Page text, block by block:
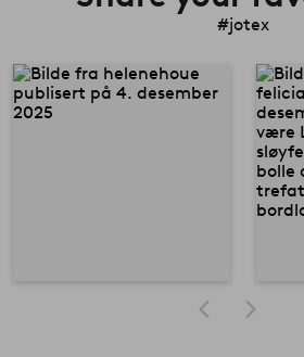
#jotex